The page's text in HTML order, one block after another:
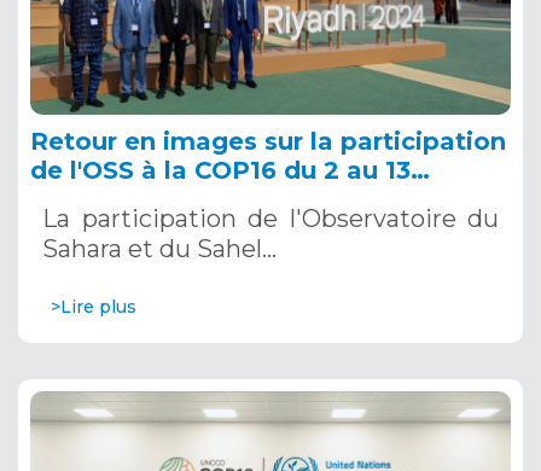
Retour en images sur la participation
de l'OSS à la COP16 du 2 au 13
Saoudite
La participation de l'Observatoire du
Sahara et du Sahel…
>Lire plus